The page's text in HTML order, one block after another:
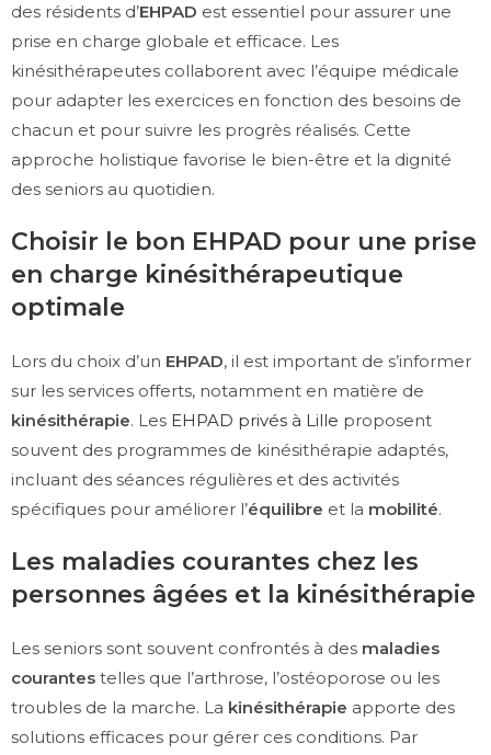
des résidents d’EHPAD est essentiel pour assurer une
prise en charge globale et efficace. Les
kinésithérapeutes collaborent avec l’équipe médicale
pour adapter les exercices en fonction des besoins de
chacun et pour suivre les progrès réalisés. Cette
approche holistique favorise le bien-être et la dignité
des seniors au quotidien.
Choisir le bon EHPAD pour une prise
en charge kinésithérapeutique
optimale
Lors du choix d’un EHPAD, il est important de s’informer
sur les services offerts, notamment en matière de
kinésithérapie. Les EHPAD privés à Lille proposent
souvent des programmes de kinésithérapie adaptés,
incluant des séances régulières et des activités
spécifiques pour améliorer l’équilibre et la mobilité.
Les maladies courantes chez les
personnes âgées et la kinésithérapie
Les seniors sont souvent confrontés à des maladies
courantes telles que l’arthrose, l’ostéoporose ou les
troubles de la marche. La kinésithérapie apporte des
solutions efficaces pour gérer ces conditions. Par